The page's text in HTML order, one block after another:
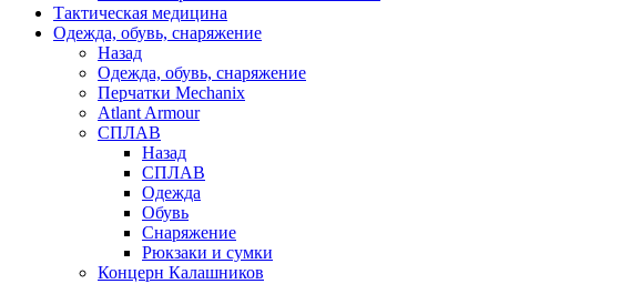
Тактическая медицина
Одежда, обувь, снаряжение
Назад
Одежда, обувь, снаряжение
Перчатки Mechanix
Atlant Armour
СПЛАВ
Назад
СПЛАВ
Одежда
Обувь
Снаряжение
Рюкзаки и сумки
Концерн Калашников